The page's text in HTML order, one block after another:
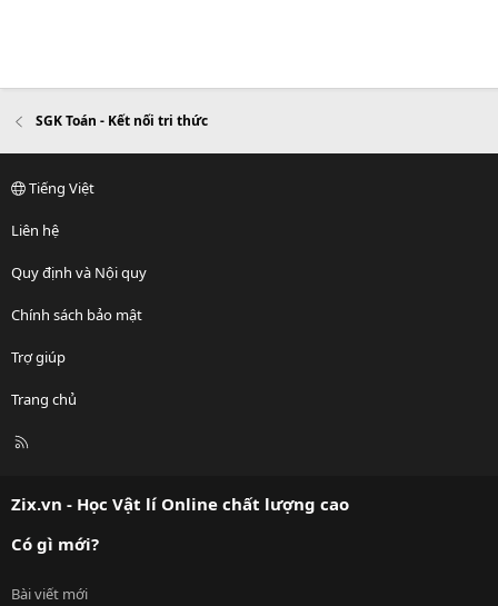
SGK Toán - Kết nối tri thức
Tiếng Việt
Liên hệ
Quy định và Nội quy
Chính sách bảo mật
Trợ giúp
Trang chủ
R
Zix.vn - Học Vật lí Online chất lượng cao
Có gì mới?
Bài viết mới